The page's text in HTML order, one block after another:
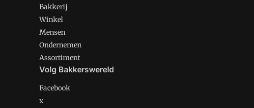
Bakkerij
Winkel
Mensen
Ondernemen
Assortiment
Volg Bakkerswereld
Facebook
x